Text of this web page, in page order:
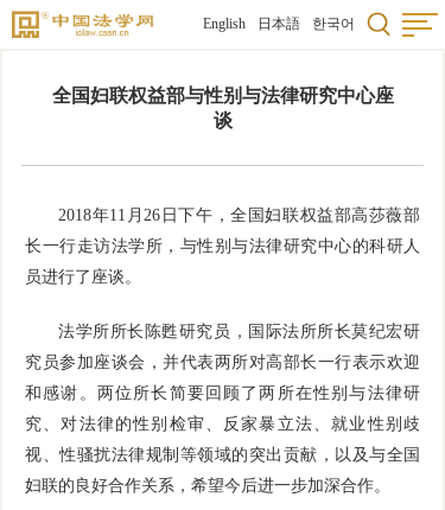
English 日本語 한국어
全国妇联权益部与性别与法律研究中心座
谈
2018年11月26日下午，全国妇联权益部高莎薇部
长一行走访法学所，与性别与法律研究中心的科研人
员进行了座谈。
法学所所长陈甦研究员，国际法所所长莫纪宏研
究员参加座谈会，并代表两所对高部长一行表示欢迎
和感谢。两位所长简要回顾了两所在性别与法律研
究、对法律的性别检审、反家暴立法、就业性别歧
视、性骚扰法律规制等领域的突出贡献，以及与全国
妇联的良好合作关系，希望今后进一步加深合作。